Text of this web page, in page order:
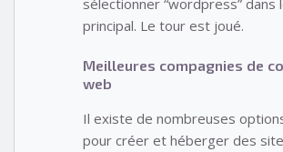
principal. Le tour est joué.
Meilleures compagnies de
web
Il existe de nombreuses
pour créer et héberger des